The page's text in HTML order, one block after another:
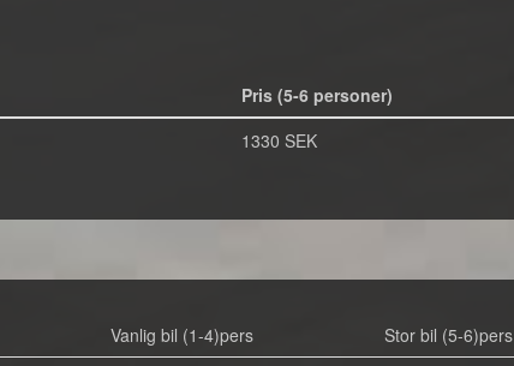
Pris (5-6 personer)
1330 SEK
Vanlig bil (1-4)pers
Stor bil (5-6)pers